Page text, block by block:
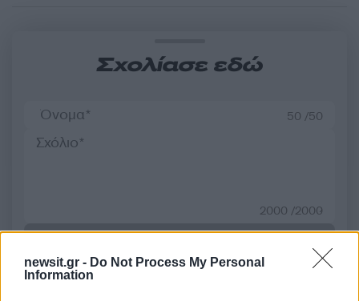
newsit.gr - Do Not Process My Personal
Information
Σχολίασε εδώ
50 /50
2000 /2000
Όροι Χρήσης. Το site προστατεύεται από reCAPTCHA, ισχύουν